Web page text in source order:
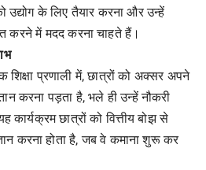
के लिए तैयार करना और उन्हें
करने में मदद करना चाहते हैं।
शिक्षा प्रणाली में, छात्रों को अक्सर अपने
करना पड़ता है, भले ही उन्हें नौकरी
कार्यक्रम छात्रों को वित्तीय बोझ से
करना होता है, जब वे कमाना शुरू कर